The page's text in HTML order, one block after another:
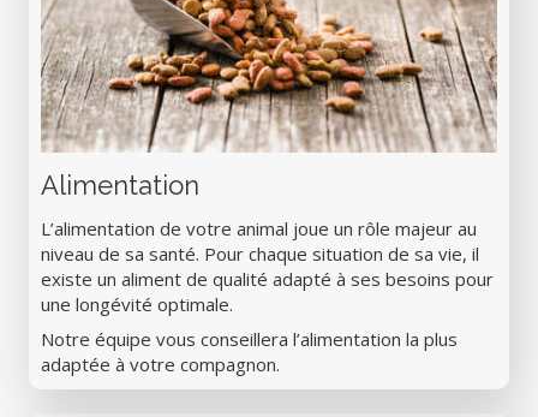
Alimentation
L’alimentation de votre animal joue un rôle majeur au
niveau de sa santé. Pour chaque situation de sa vie, il
existe un aliment de qualité adapté à ses besoins pour
une longévité optimale.
Notre équipe vous conseillera l’alimentation la plus
adaptée à votre compagnon.